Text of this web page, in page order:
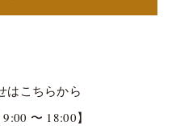
はこちらから
〜 18:00】